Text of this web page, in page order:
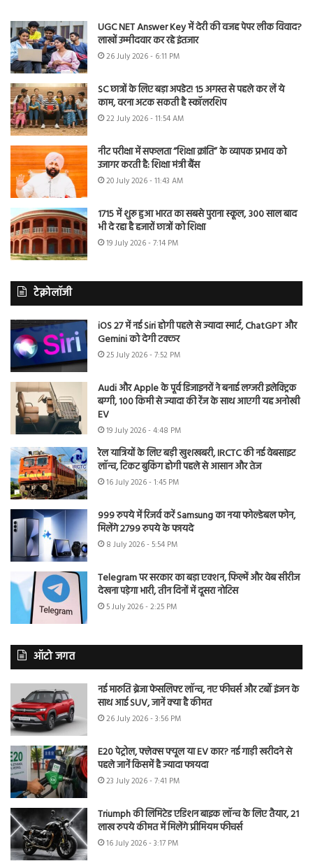
UGC NET Answer Key में देरी की वजह पेपर लीक विवाद?
लाखों उम्मीदवार कर रहे इंतजार
26 July 2026 - 6:11 PM
SC छात्रों के लिए बड़ा अपडेट! 15 अगस्त से पहले कर लें ये
काम, वरना अटक सकती है स्कॉलरशिप
22 July 2026 - 11:54 AM
नीट परीक्षा में सफलता “शिक्षा क्रांति” के व्यापक प्रभाव को
उजागर करती है: शिक्षा मंत्री बैंस
20 July 2026 - 11:43 AM
1715 में शुरू हुआ भारत का सबसे पुराना स्कूल, 300 साल बाद
भी दे रहा है हजारों छात्रों को शिक्षा
19 July 2026 - 7:14 PM
टेक्नोलॉजी
iOS 27 में नई Siri होगी पहले से ज्यादा स्मार्ट, ChatGPT और
Gemini को देगी टक्कर
25 July 2026 - 7:52 PM
Audi और Apple के पूर्व डिजाइनरों ने बनाई लग्जरी इलेक्ट्रिक
बग्गी, 100 किमी से ज्यादा की रेंज के साथ आएगी यह अनोखी
EV
19 July 2026 - 4:48 PM
रेल यात्रियों के लिए बड़ी खुशखबरी, IRCTC की नई वेबसाइट
लॉन्च, टिकट बुकिंग होगी पहले से आसान और तेज
16 July 2026 - 1:45 PM
999 रुपये में रिजर्व करें Samsung का नया फोल्डेबल फोन,
मिलेंगे 2799 रुपये के फायदे
8 July 2026 - 5:54 PM
Telegram पर सरकार का बड़ा एक्शन, फिल्में और वेब सीरीज
देखना पड़ेगा भारी, तीन दिनों में दूसरा नोटिस
5 July 2026 - 2:25 PM
ऑटो जगत
नई मारुति ब्रेजा फेसलिफ्ट लॉन्च, नए फीचर्स और टर्बो इंजन के
साथ आई SUV, जानें क्या है कीमत
26 July 2026 - 3:56 PM
E20 पेट्रोल, फ्लेक्स फ्यूल या EV कार? नई गाड़ी खरीदने से
पहले जानें किसमें है ज्यादा फायदा
23 July 2026 - 7:41 PM
Triumph की लिमिटेड एडिशन बाइक लॉन्च के लिए तैयार, 21
लाख रुपये कीमत में मिलेंगे प्रीमियम फीचर्स
16 July 2026 - 3:17 PM